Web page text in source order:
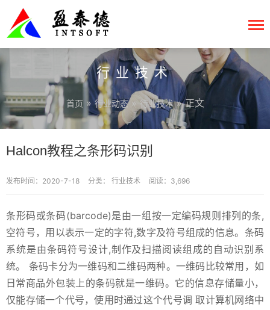
行业技术
首页 »行业动态» 行业技术» 正文
Halcon教程之条形码识别
发布时间：2020-7-18 分类： 行业技术 阅读：3,696
条形码或条码(barcode)是由一组按一定编码规则排列的条,
空符号，用以表示一定的字符,数字及符号组成的信息。条码
系统是由条码符号设计,制作及扫描阅读组成的自动识别系
统。 条码卡分为一维码和二维码两种。一维码比较常用，如
日常商品外包装上的条码就是一维码。它的信息存储量小，
仅能存储一个代号，使用时通过这个代号调 取计算机网络中